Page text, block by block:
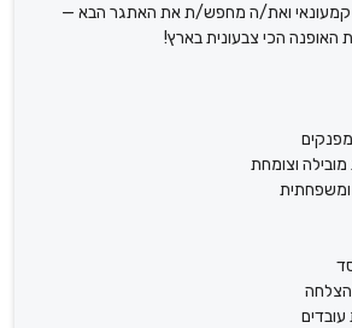
קמעונאי ואת/ה מחפש/ת את האתגר הבא —
הכי צבעונית בארץ!
וצומחת
ומשפחתית
עובדים